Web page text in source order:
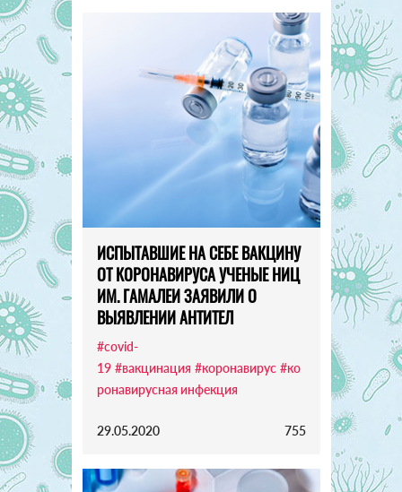
ИСПЫТАВШИЕ НА СЕБЕ ВАКЦИНУ
ОТ КОРОНАВИРУСА УЧЕНЫЕ НИЦ
ИМ. ГАМАЛЕИ ЗАЯВИЛИ О
ВЫЯВЛЕНИИ АНТИТЕЛ
#covid-
19 #вакцинация #коронавирус #ко
ронавирусная инфекция
29.05.2020 755